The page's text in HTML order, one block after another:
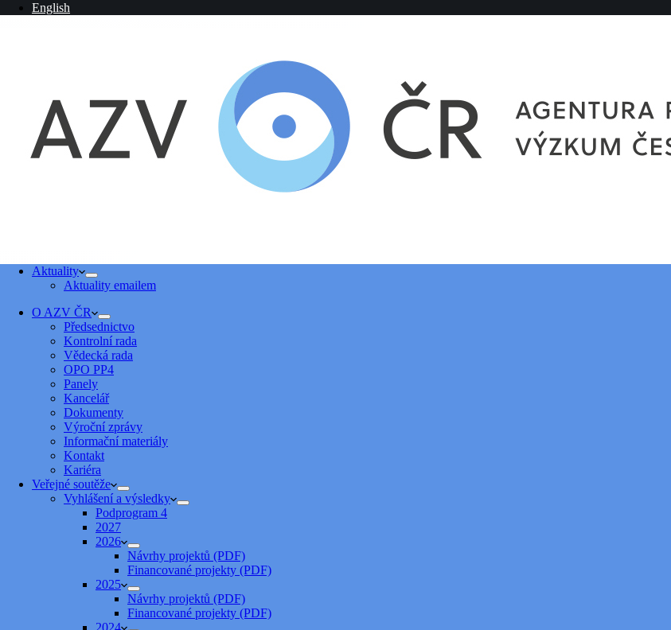
English
Aktuality
Aktuality emailem
O AZV ČR
Předsednictvo
Kontrolní rada
Vědecká rada
OPO PP4
Panely
Kancelář
Dokumenty
Výroční zprávy
Informační materiály
Kontakt
Kariéra
Veřejné soutěže
Vyhlášení a výsledky
Podprogram 4
2027
2026
Návrhy projektů (PDF)
Financované projekty (PDF)
2025
Návrhy projektů (PDF)
Financované projekty (PDF)
2024